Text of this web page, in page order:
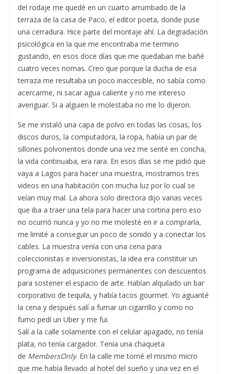
del rodaje me quedé en un cuarto arrumbado de la
terraza de la casa de Paco, el editor poeta, donde puse
una cerradura. Hice parte del montaje ahí. La degradación
psicológica en la que me encontraba me termino
gustando, en esos doce días que me quedaban me bañé
cuatro veces nomas. Creo que porque la ducha de esa
terraza me resultaba un poco inaccesible, no sabía como
acercarme, ni sacar agua caliente y no me intereso
averiguar. Si a alguien le molestaba no me lo dijeron.
Se me instaló una capa de polvo en todas las cosas, los
discos duros, la computadora, la ropa, había un par de
sillones polvorientos donde una vez me senté en concha,
la vida continuaba, era rara. En esos días se me pidió que
vaya a Lagos para hacer una muestra, mostramos tres
videos en una habitación con mucha luz por lo cual se
veían muy mal. La ahora solo directora dijo varias veces
que iba a traer una tela para hacer una cortina pero eso
no ocurrió nunca y yo no me molesté en ir a comprarla,
me limité a conseguir un poco de sonido y a conectar los
cables. La muestra venía con una cena para
coleccionistas e inversionistas, la idea era constituir un
programa de adquisiciones permanentes con descuentos
para sostener el espacio de arte. Habían alquilado un bar
corporativo de tequila, y había tacos gourmet. Yo aguanté
la cena y después salí a fumar un cigarrillo y como no
fumo pedí un Uber y me fui.
Salí a la calle solamente con el celular apagado, no tenía
plata, no tenía cargador. Tenía una chaqueta
de MembersOnly. En la calle me tomé el mismo micro
que me había llevado al hotel del sueño y una vez en el